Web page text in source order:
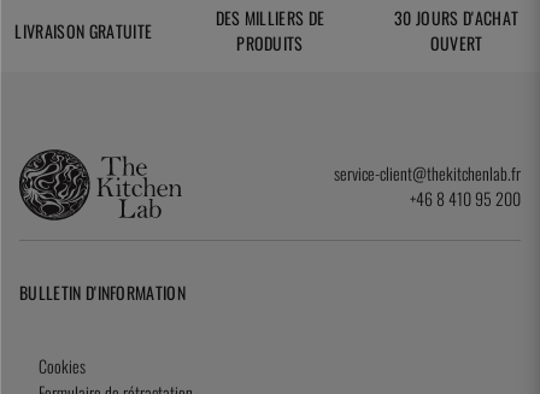
LIVRAISON GRATUITE
DES MILLIERS DE
PRODUITS
30 JOURS D'ACHAT
OUVERT
service-client@thekitchenlab.fr
+46 8 410 95 200
BULLETIN D'INFORMATION
Cookies